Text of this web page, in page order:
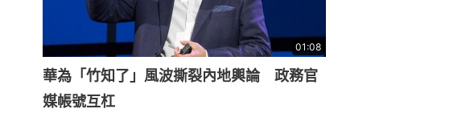
01:08
華為「竹知了」風波撕裂內地輿論 政務官
媒帳號互杠